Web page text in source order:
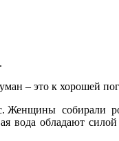
.
– это к хорошей
собирали
вода обладают силой